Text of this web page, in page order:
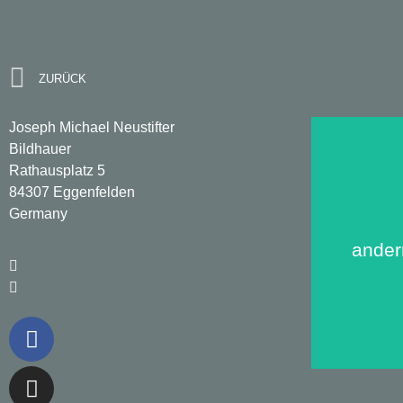
ZURÜCK
Joseph Michael Neustifter
Bildhauer
Rathausplatz 5
84307 Eggenfelden
Germany